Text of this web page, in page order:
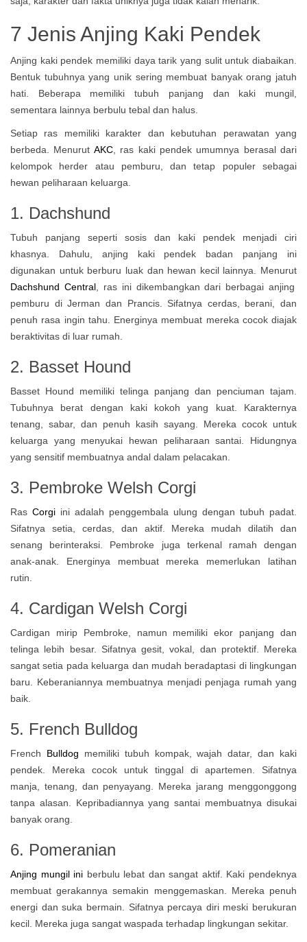
7 Jenis Anjing Kaki Pendek
Anjing kaki pendek memiliki daya tarik yang sulit untuk diabaikan.
Bentuk tubuhnya yang unik sering membuat banyak orang jatuh
hati. Beberapa memiliki tubuh panjang dan kaki mungil,
sementara lainnya berbulu tebal dan halus.
Setiap ras memiliki karakter dan kebutuhan perawatan yang
berbeda. Menurut AKC, ras kaki pendek umumnya berasal dari
kelompok herder atau pemburu, dan tetap populer sebagai
hewan peliharaan keluarga.
1. Dachshund
Tubuh panjang seperti sosis dan kaki pendek menjadi ciri
khasnya. Dahulu, anjing kaki pendek badan panjang ini
digunakan untuk berburu luak dan hewan kecil lainnya. Menurut
Dachshund Central, ras ini dikembangkan dari berbagai anjing
pemburu di Jerman dan Prancis. Sifatnya cerdas, berani, dan
penuh rasa ingin tahu. Energinya membuat mereka cocok diajak
beraktivitas di luar rumah.
2. Basset Hound
Basset Hound memiliki telinga panjang dan penciuman tajam.
Tubuhnya berat dengan kaki kokoh yang kuat. Karakternya
tenang, sabar, dan penuh kasih sayang. Mereka cocok untuk
keluarga yang menyukai hewan peliharaan santai. Hidungnya
yang sensitif membuatnya andal dalam pelacakan.
3. Pembroke Welsh Corgi
Ras Corgi ini adalah penggembala ulung dengan tubuh padat.
Sifatnya setia, cerdas, dan aktif. Mereka mudah dilatih dan
senang berinteraksi. Pembroke juga terkenal ramah dengan
anak-anak. Energinya membuat mereka memerlukan latihan
rutin.
4. Cardigan Welsh Corgi
Cardigan mirip Pembroke, namun memiliki ekor panjang dan
telinga lebih besar. Sifatnya gesit, vokal, dan protektif. Mereka
sangat setia pada keluarga dan mudah beradaptasi di lingkungan
baru. Keberaniannya membuatnya menjadi penjaga rumah yang
baik.
5. French Bulldog
French Bulldog memiliki tubuh kompak, wajah datar, dan kaki
pendek. Mereka cocok untuk tinggal di apartemen. Sifatnya
manja, tenang, dan penyayang. Mereka jarang menggonggong
tanpa alasan. Kepribadiannya yang santai membuatnya disukai
banyak orang.
6. Pomeranian
Anjing mungil ini berbulu lebat dan sangat aktif. Kaki pendeknya
membuat gerakannya semakin menggemaskan. Mereka penuh
energi dan suka bermain. Sifatnya percaya diri meski berukuran
kecil. Mereka juga sangat waspada terhadap lingkungan sekitar.